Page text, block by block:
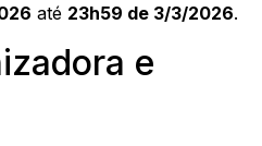
até 23h59 de 3/3/2026.
e